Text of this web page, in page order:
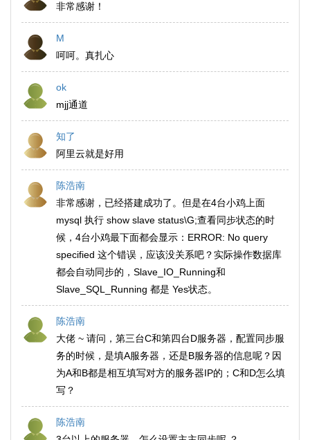
非常感谢！
M
呵呵。真扎心
ok
mjj通道
知了
阿里云就是好用
陈浩南
非常感谢，已经搭建成功了。但是在4台小鸡上面
mysql 执行 show slave status\G;查看同步状态的时
候，4台小鸡最下面都会显示：ERROR: No query
specified 这个错误，应该没关系吧？实际操作数据库
都会自动同步的，Slave_IO_Running和
Slave_SQL_Running 都是 Yes状态。
陈浩南
大佬 ~ 请问，第三台C和第四台D服务器，配置同步服
务的时候，是填A服务器，还是B服务器的信息呢？因
为A和B都是相互填写对方的服务器IP的；C和D怎么填
写？
陈浩南